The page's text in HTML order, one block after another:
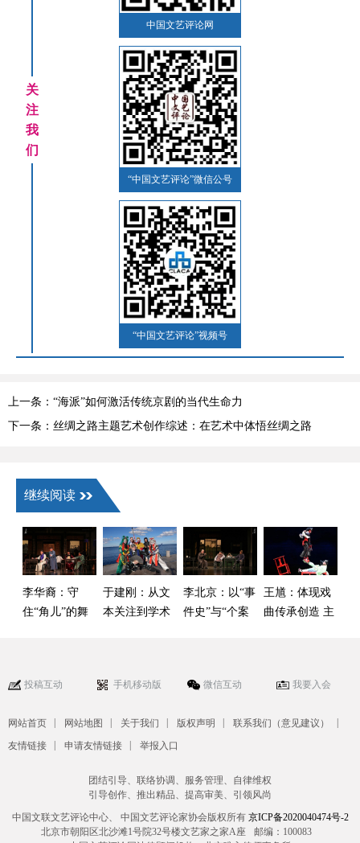
关
注
我
们
中国文艺评论网
“中国文艺评论”微信公号
“中国文艺评论”视频号
上一条：“海派”如何激活传统京剧的当代生命力
下一条：丝绸之路主题艺术创作综述：在艺术中体悟丝绸之路
继续阅读
李华裔：守
住“角儿”的舞
于建刚：从文
本关注到学术
李北京：以“事
件史”与“个案
王馗：体现戏
曲传承创造 主
投稿互动 手机移动版 微信互动 我要入会
网站首页 | 网站地图 | 关于我们 | 版权声明 | 联系我们（意见建议） |
友情链接 | 申请友情链接 | 举报入口
团结引导、联络协调、服务管理、自律维权
引导创作、推出精品、提高审美、引领风尚
中国文联文艺评论中心、 中国文艺评论家协会版权所有 京ICP备2020040474号-2
北京市朝阳区北沙滩1号院32号楼文艺家之家A座
邮编：100083